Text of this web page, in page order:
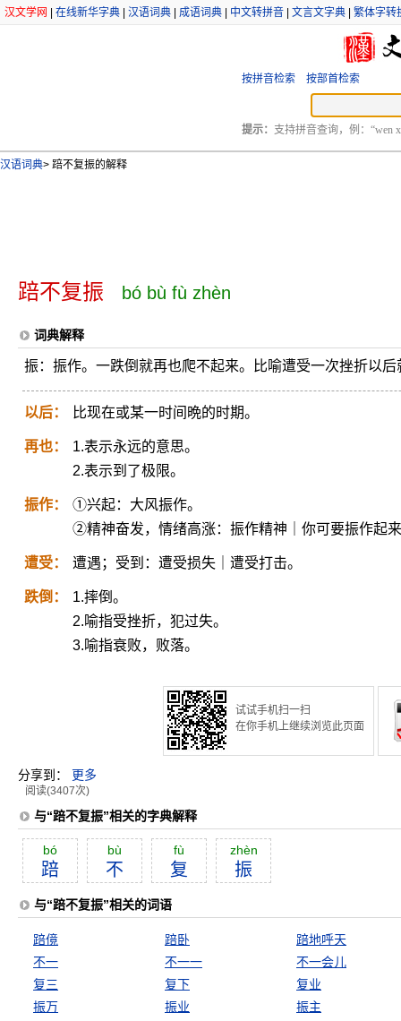
汉文学网 在线新华字典 汉语词典 成语词典 中文转拼音 文言文字典 繁体字转
按拼音检索 按部首检索
提示： 支持拼音查询，例：“wen
汉语词典> 踣不复振的解释
踣不复振 bó bù fù zhèn
词典解释
振：振作。一跌倒就再也爬不起来。比喻遭受一次挫折以
以后： 比现在或某一时间晩的时期。
再也：
1.表示永远的意思。
2.表示到了极限。
振作：
①兴起：大风振作。
②精神奋发，情绪高涨：振作精神｜你可要振作起
遭受： 遭遇；受到：遭受损失｜遭受打击。
跌倒：
1.摔倒。
2.喻指受挫折，犯过失。
3.喻指衰败，败落。
试试手机扫一扫
在你手机上继续浏览此页面
分享到： 更多
阅读(3407次)
与“踣不复振”相关的字典解释
bó
踣
bù
不
fù
复
zhèn
振
与“踣不复振”相关的词语
踣傹 踣卧
踣地呼天
不一
不一一
不一会儿
复三
复下
复业
振万
振业 振主